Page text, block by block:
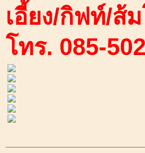
เอี้ยง/กิฟท์/ส้
โทร. 085-